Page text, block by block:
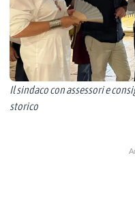
Il sindaco con assessori e
storico